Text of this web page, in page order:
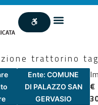
trattorino
Ente: COMUNE
DI PALAZZO SAN
GERVASIO
€